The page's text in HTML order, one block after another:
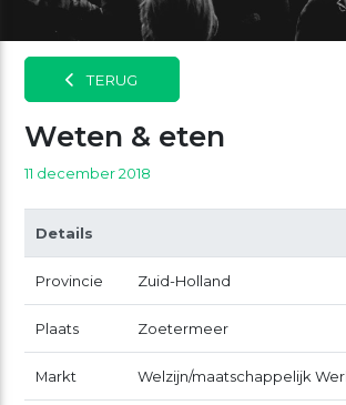
TERUG
Weten & eten
11 december 2018
Details
Provincie Zuid-Holland
Plaats Zoetermeer
Markt Welzijn/maatschappelijk